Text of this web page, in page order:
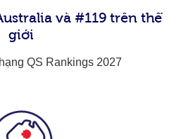
và #119 trên thế
giới
QS Rankings 2027